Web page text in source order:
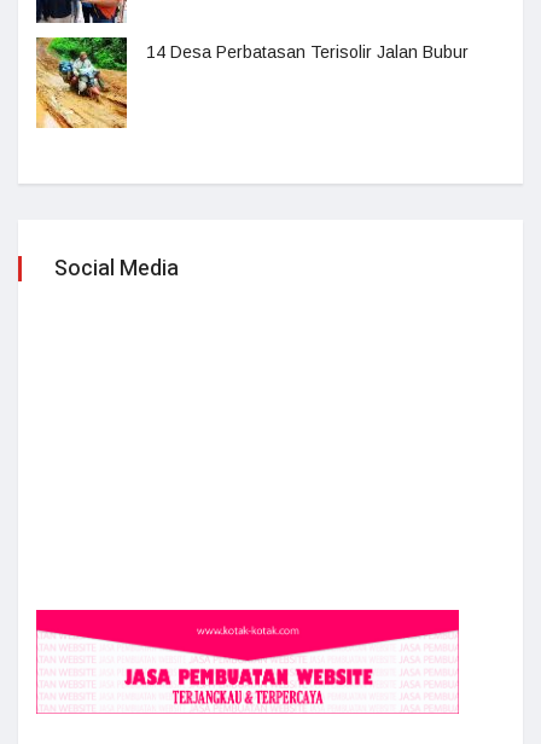
14 Desa Perbatasan Terisolir Jalan Bubur
Social Media